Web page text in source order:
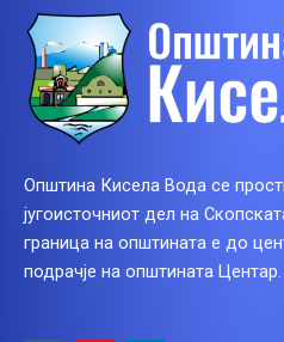
Општина Кисела Вода се
југоисточниот дел на
граница на општината е до
подрачје на општината Центар.